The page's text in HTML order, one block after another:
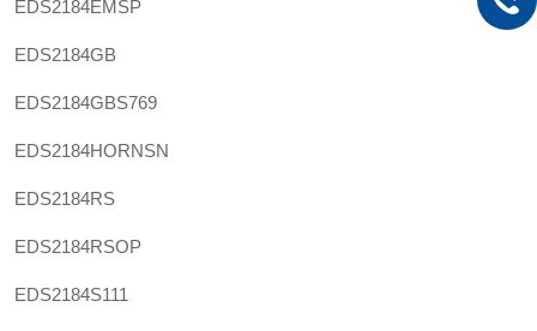
EDS2184EMSP
EDS2184GB
EDS2184GBS769
EDS2184HORNSN
EDS2184RS
EDS2184RSOP
EDS2184S111